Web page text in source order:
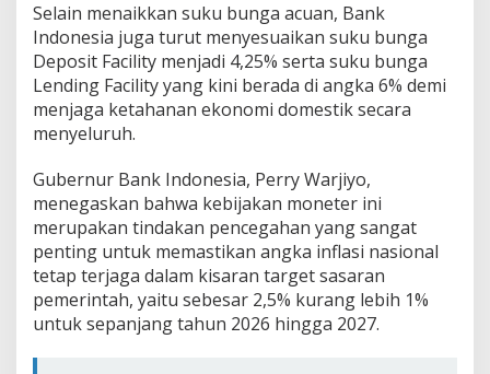
s
i
P
o
r
t
o
l
i
o
Selain menaikkan suku bunga acuan, Bank
Indonesia juga turut menyesuaikan suku bunga
Deposit Facility menjadi 4,25% serta suku bunga
Lending Facility yang kini berada di angka 6% demi
menjaga ketahanan ekonomi domestik secara
menyeluruh.
Gubernur Bank Indonesia, Perry Warjiyo,
menegaskan bahwa kebijakan moneter ini
merupakan tindakan pencegahan yang sangat
penting untuk memastikan angka inflasi nasional
tetap terjaga dalam kisaran target sasaran
pemerintah, yaitu sebesar 2,5% kurang lebih 1%
untuk sepanjang tahun 2026 hingga 2027.